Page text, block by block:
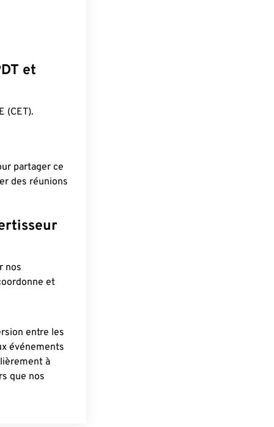
et
(CET).
partager ce
des réunions
nos
et
entre les
événements
à
que nos